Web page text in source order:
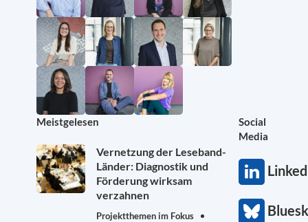
Meistgelesen
Vernetzung der Leseband-
Länder: Diagnostik und
Förderung wirksam
verzahnen
Projektthemen im Fokus
Social
Media